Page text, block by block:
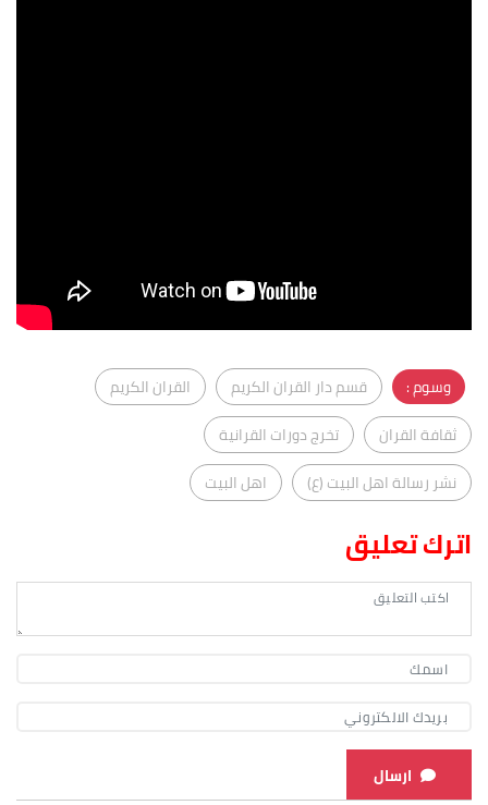
وسوم : قسم دار القران الكريم
القران الكريم
ثقافة القران
تخرج دورات القرانية
نشر رسالة اهل البيت (ع)
اهل البيت
اترك تعليق
ارسال